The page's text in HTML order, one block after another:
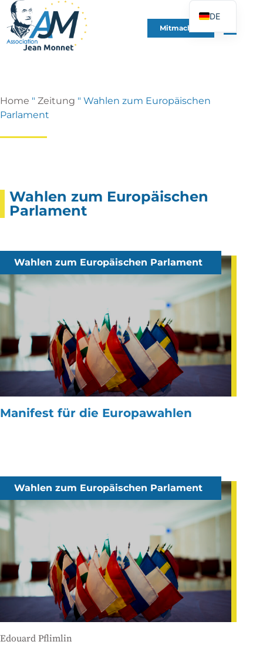
Mitmachen
Home " Zeitung " Wahlen zum Europäischen
Parlament
Wahlen zum Europäischen
Parlament
Wahlen zum Europäischen Parlament
Manifest für die Europawahlen
Wahlen zum Europäischen Parlament
Edouard Pflimlin
DE
FR